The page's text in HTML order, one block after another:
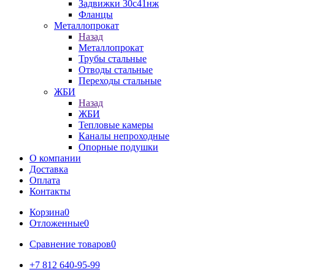
Задвижки 30с41нж
Фланцы
Металлопрокат
Назад
Металлопрокат
Трубы стальные
Отводы стальные
Переходы стальные
ЖБИ
Назад
ЖБИ
Тепловые камеры
Каналы непроходные
Опорные подушки
О компании
Доставка
Оплата
Контакты
Корзина0
Отложенные0
Сравнение товаров0
+7 812 640-95-99